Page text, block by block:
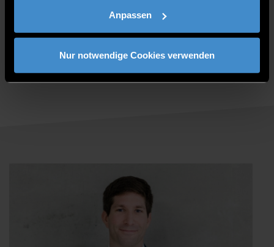
Anpassen
Nur notwendige Cookies verwenden
Der Campus Deggendorf ist modern und
international. Ein familiärer Ort für Studium, Lehre
und Forschung. Direkt an der Donau gelegen und
am Tor zum Bayerischen Wald. Hier gehen